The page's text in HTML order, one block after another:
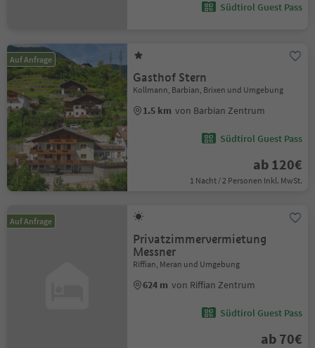
Südtirol Guest Pass
Auf Anfrage
Gasthof Stern
Kollmann, Barbian, Brixen und Umgebung
1.5 km von Barbian Zentrum
Südtirol Guest Pass
ab 120€
1 Nacht / 2 Personen Inkl. MwSt.
Auf Anfrage
Privatzimmervermietung
Messner
Riffian, Meran und Umgebung
624 m von Riffian Zentrum
Südtirol Guest Pass
ab 70€